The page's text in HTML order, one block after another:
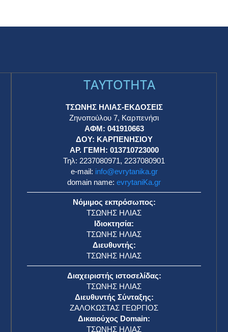
Euroleague: Πρώτο βήμα για το final-4 της
Αθήνας ο Ολυμπιακός, 91-70 την Μονακό στο
«φλεγόμενο» ΣΕΦ ​
29 Απριλίου 2026
Τεράστιο δίκτυο τούνελ της Χεζμπολάχ στον
Λίβανο ανακάλυψε και κατέστρεψε ο
ισραηλινός στρατός ​
ΕΥΡΥΤΑΝΙΚΑ ΝΕΑ 29 Απριλίου 2026
Τεράστιο δίκτυο τούνελ της Χεζμπολάχ στον
Λίβανο ανακάλυψε και κατέστρεψε ο
ισραηλινός στρατός ​
29 Απριλίου 2026
ΗΠΑ: Το σχόλιο Κίμελ, η αντίδραση Τραμπ και η
ελευθερία του λόγου ​
29 Απριλίου 2026
ΗΠΑ: Το σχόλιο Κίμελ, η αντίδραση Τραμπ και η
ελευθερία του λόγου ​
29 Απριλίου 2026